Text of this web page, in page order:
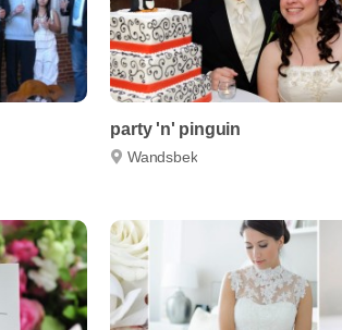
party 'n' pinguin
Wandsbek